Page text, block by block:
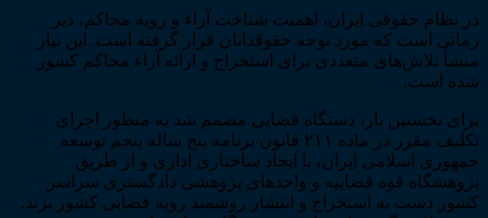
در نظام حقوقی ایران، اهمیت شناخت آراء و رویه محاکم، دیر
زمانی است که مورد توجه حقوقدانان قرار گرفته است. این نیاز
منشأ تلاش­‌های متعددی برای استخراج و ارائه آراء محاکم کشور
شده است.
برای نخستین بار، دستگاه قضایی مصمم شد به منظور اجرای
تکلیف مقرر در ماده ۲۱۱ قانون برنامه پنج ساله پنجم توسعه
جمهوری اسلامی ایران، با ایجاد ساختاری اداری و از طریق
پژوهشگاه قوه قضاییه و واحدهای پژوهشی دادگستری سراسر
کشور دست به استخراج و انتشار روشمند رویه قضایی کشور بزند.